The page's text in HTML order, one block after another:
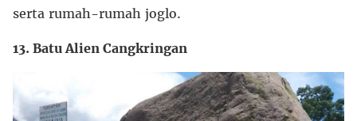
serta rumah-rumah joglo.
13. Batu Alien Cangkringan